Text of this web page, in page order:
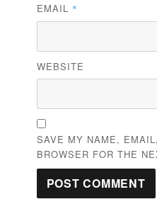
EMAIL *
WEBSITE
SAVE MY NAME,
BROWSER FOR THE